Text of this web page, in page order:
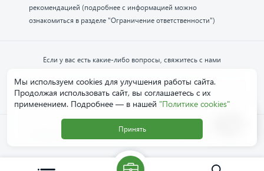
рекомендацией (подробнее с информацией можно
ознакомиться в разделе "Ограничение ответственности")
Если у вас есть какие-либо вопросы, свяжитесь с нами
Обратиться в компанию
© 2003-2026 ПАО «НФК-Сбережения». Все права защищены
Мы используем cookies для улучшения работы сайта.
Продолжая использовать сайт, вы соглашаетесь с их
применением. Подробнее — в нашей "Политике cookies"
Принять